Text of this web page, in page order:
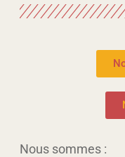
Nous sommes :